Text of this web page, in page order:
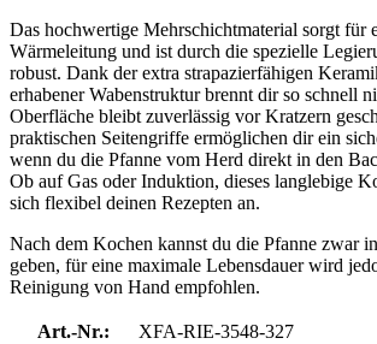
Das hochwertige Mehrschichtmaterial sorgt für
Wärmeleitung und ist durch die spezielle
robust. Dank der extra strapazierfähigen
erhabener Wabenstruktur brennt dir so schnell
Oberfläche bleibt zuverlässig vor Kratzern
praktischen Seitengriffe ermöglichen dir ein
wenn du die Pfanne vom Herd direkt in den
Ob auf Gas oder Induktion, dieses langlebige
sich flexibel deinen Rezepten an.
Nach dem Kochen kannst du die Pfanne zwar
geben, für eine maximale Lebensdauer wird
Reinigung von Hand empfohlen.
Art.-Nr.:
XFA-RIE-3548-327